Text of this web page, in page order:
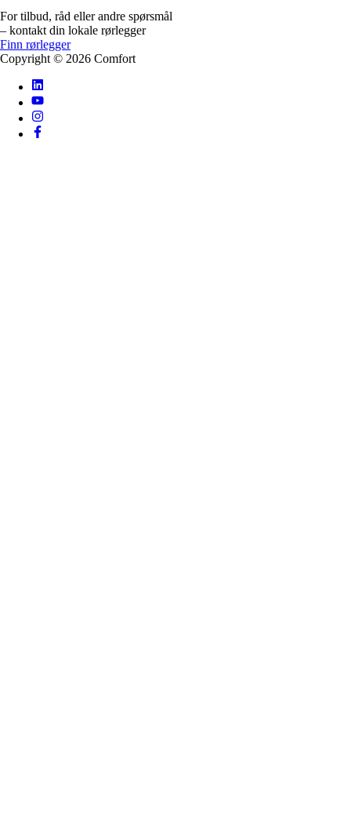
For tilbud, råd eller andre spørsmål
– kontakt din lokale rørlegger
Finn rørlegger
Copyright © 2026 Comfort